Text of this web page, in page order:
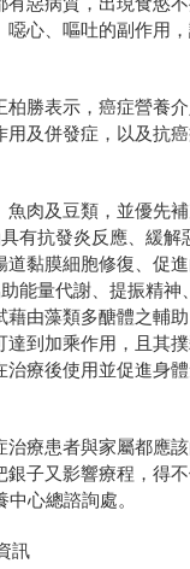
心、嘔吐的副作用
勝表示，癌症營養
及併發症，以及抗
肉及豆類，並優先
有抗發炎反應、緩
黏膜細胞修復、促
能量代謝、提振精
由藻類多醣體之輔
到加乘作用，且其
療後使用並促進身
療患者與家屬都應
子又影響療程，得
心總諮詢處。
訊